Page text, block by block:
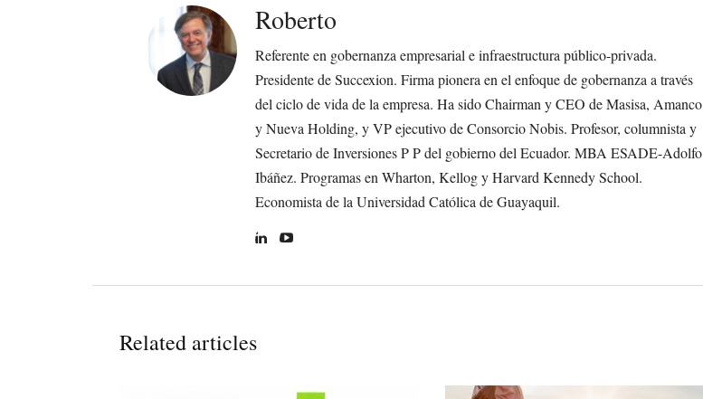
Roberto
Referente en gobernanza empresarial e infraestructura público-privada.
Presidente de Succexion. Firma pionera en el enfoque de gobernanza a través
del ciclo de vida de la empresa. Ha sido Chairman y CEO de Masisa, Amanco
y Nueva Holding, y VP ejecutivo de Consorcio Nobis. Profesor, columnista y
Secretario de Inversiones P P del gobierno del Ecuador. MBA ESADE-Adolfo
Ibáñez. Programas en Wharton, Kellog y Harvard Kennedy School.
Economista de la Universidad Católica de Guayaquil.
Related articles